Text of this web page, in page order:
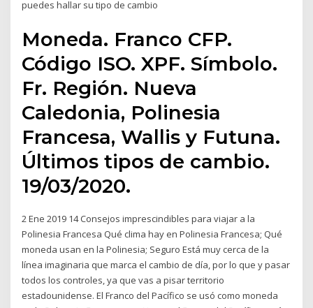
puedes hallar su tipo de cambio
Moneda. Franco CFP.
Código ISO. XPF. Símbolo.
Fr. Región. Nueva
Caledonia, Polinesia
Francesa, Wallis y Futuna.
Últimos tipos de cambio.
19/03/2020.
2 Ene 2019 14 Consejos imprescindibles para viajar a la
Polinesia Francesa Qué clima hay en Polinesia Francesa; Qué
moneda usan en la Polinesia; Seguro Está muy cerca de la
línea imaginaria que marca el cambio de día, por lo que y pasar
todos los controles, ya que vas a pisar territorio
estadounidense. El Franco del Pacífico se usó como moneda